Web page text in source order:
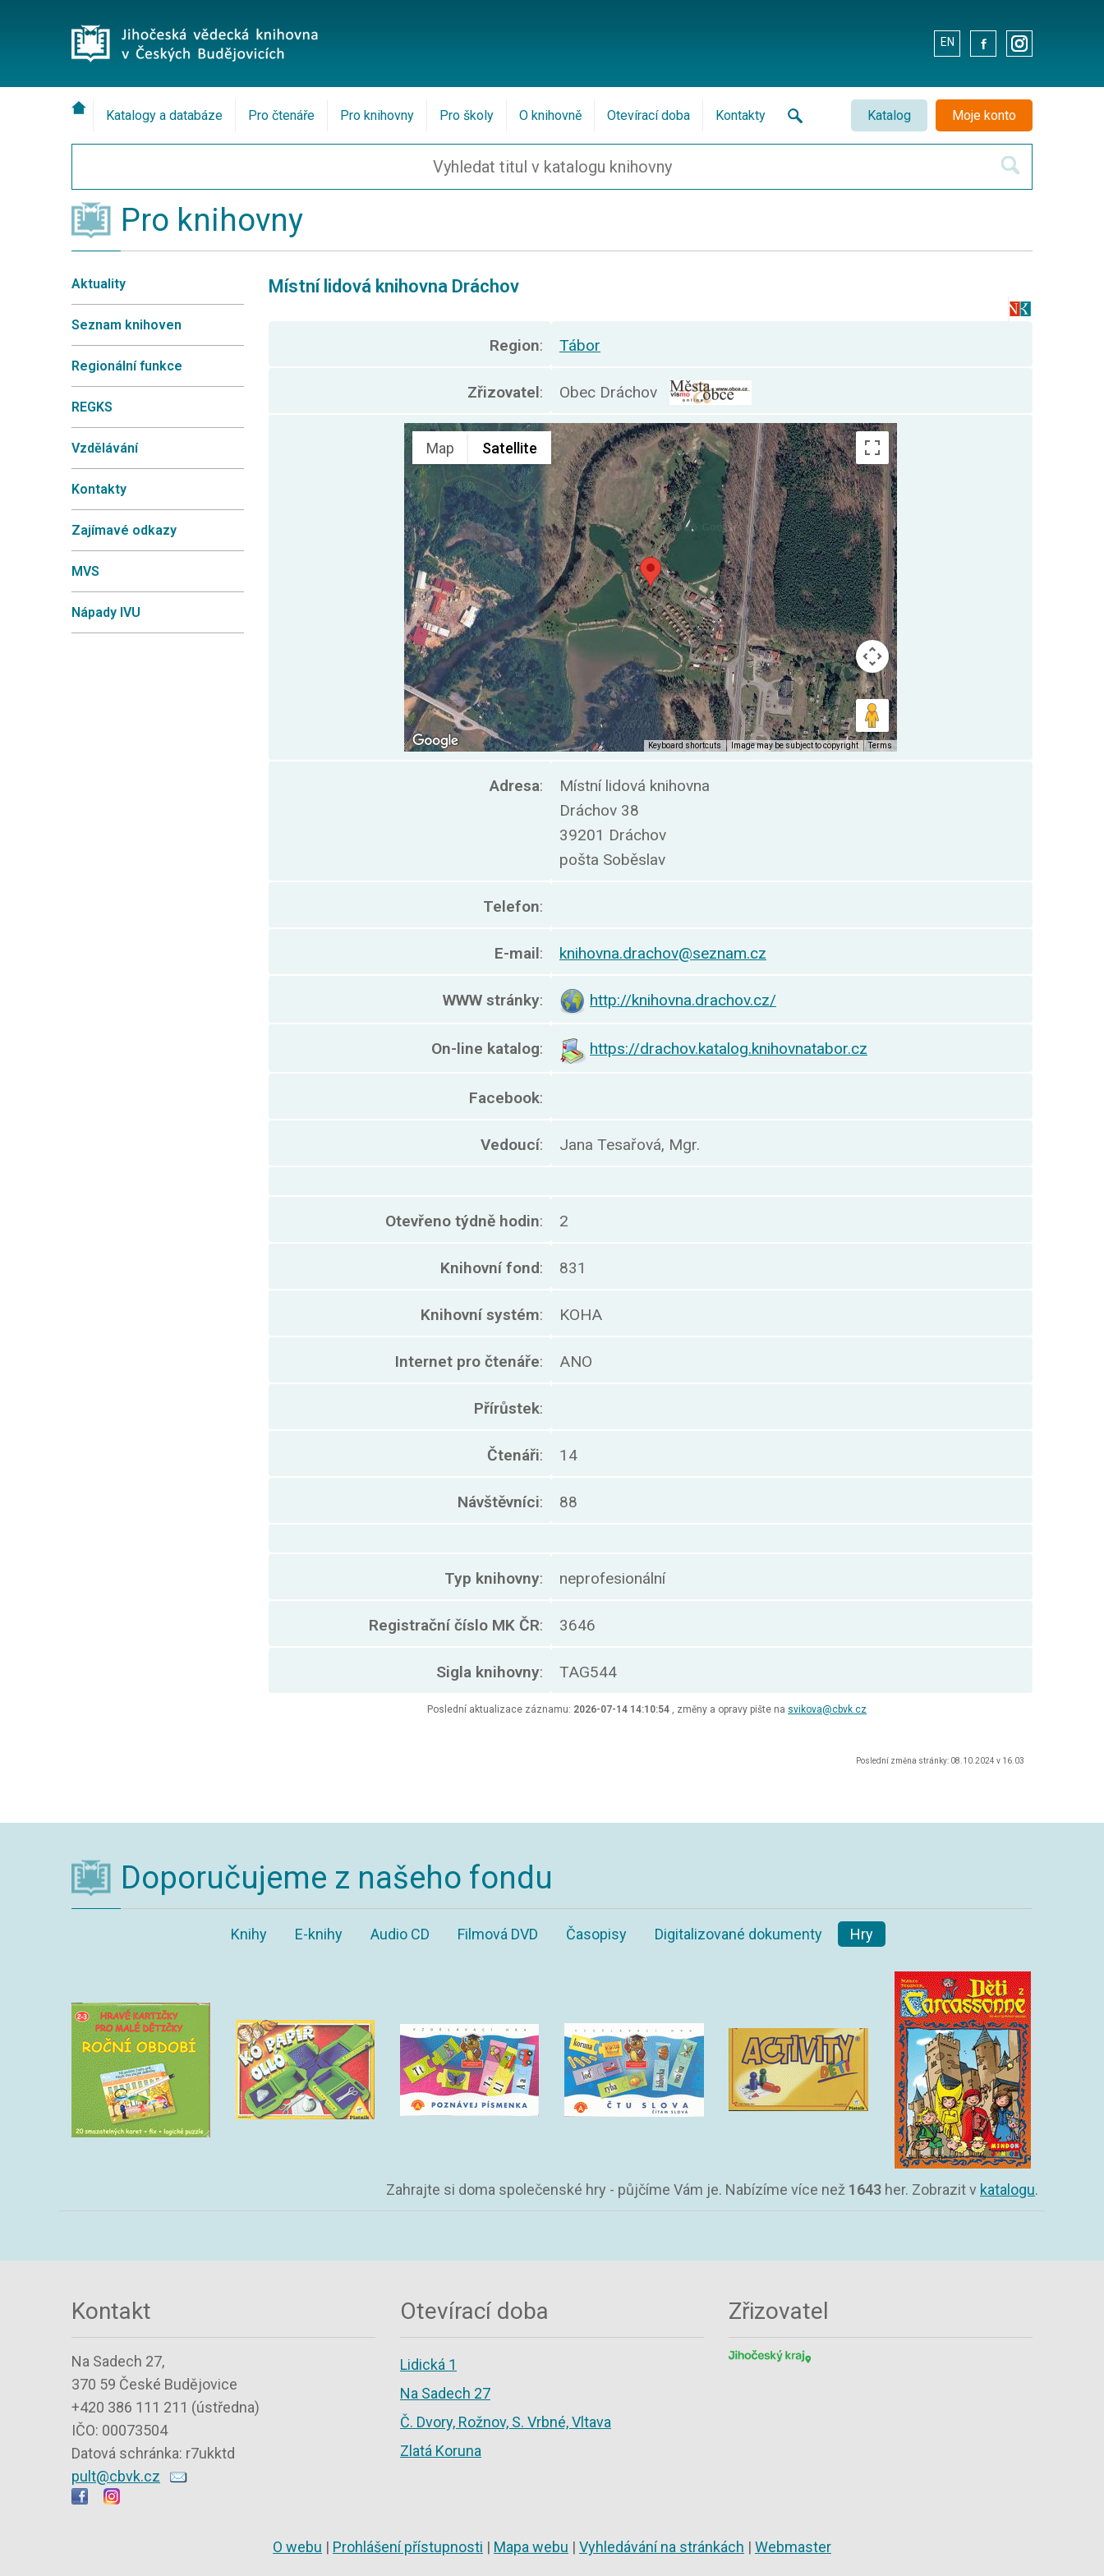
EN . .
Katalog Moje konto
Katalogy a databáze Pro čtenáře Pro knihovny Pro školy O knihovně Otevírací doba Kontakty
Pro knihovny
Aktuality
Seznam knihoven
Regionální funkce
REGKS
Vzdělávání
Kontakty
Zajímavé odkazy
MVS
Nápady IVU
Místní lidová knihovna Dráchov
Region: Tábor
Zřizovatel: Obec Dráchov
Adresa:
Místní lidová knihovna
Dráchov 38
39201 Dráchov
pošta Soběslav
Telefon:
E-mail: knihovna.drachov@seznam.cz
WWW stránky: http://knihovna.drachov.cz/
On-line katalog: https://drachov.katalog.knihovnatabor.cz
Facebook:
Vedoucí: Jana Tesařová, Mgr.
Otevřeno týdně hodin: 2
Knihovní fond: 831
Knihovní systém: KOHA
Internet pro čtenáře: ANO
Přírůstek:
Čtenáři: 14
Návštěvníci: 88
Typ knihovny: neprofesionální
Registrační číslo MK ČR: 3646
Sigla knihovny: TAG544
Poslední aktualizace záznamu: 2026-07-14 14:10:54 , změny a opravy pište na svikova@cbvk.cz
Poslední změna stránky: 08.10.2024 v 16.03
Doporučujeme z našeho fondu
Knihy E-knihy Audio CD Filmová DVD Časopisy Digitalizované dokumenty Hry
Zahrajte si doma společenské hry - půjčíme Vám je. Nabízíme více než 1643 her. Zobrazit v katalogu.
Kontakt
Na Sadech 27,
370 59 České Budějovice
+420 386 111 211 (ústředna)
IČO: 00073504
Datová schránka: r7ukktd
pult@cbvk.cz
Otevírací doba
Lidická 1
Na Sadech 27
Č. Dvory, Rožnov, S. Vrbné, Vltava
Zlatá Koruna
Zřizovatel
O webu | Prohlášení přístupnosti | Mapa webu | Vyhledávání na stránkách | Webmaster